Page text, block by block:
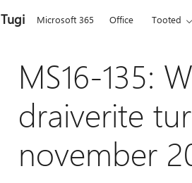
Tugi Microsoft 365 Office Tooted
MS16-135:
draiverite
november